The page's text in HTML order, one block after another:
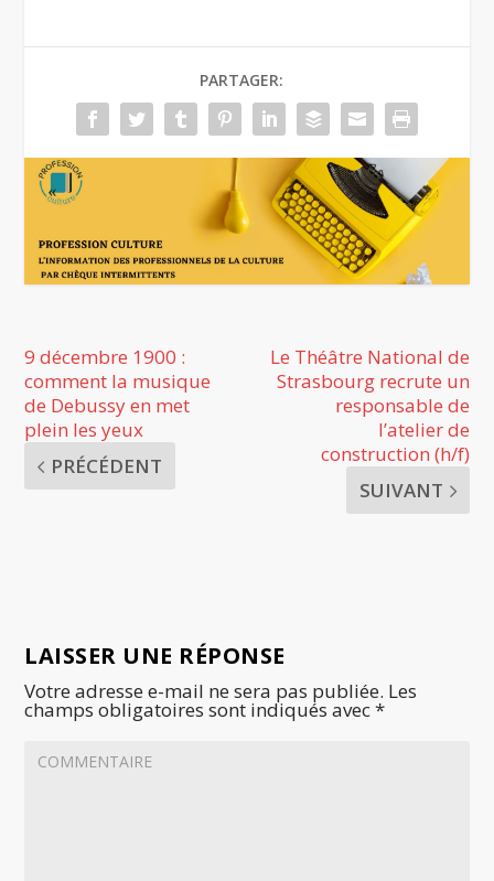
PARTAGER:
9 décembre 1900 :
comment la musique
de Debussy en met
plein les yeux
PRÉCÉDENT
Le Théâtre National de
Strasbourg recrute un
responsable de
l’atelier de
construction (h/f)
SUIVANT
LAISSER UNE RÉPONSE
Votre adresse e-mail ne sera pas publiée. Les
champs obligatoires sont indiqués avec*